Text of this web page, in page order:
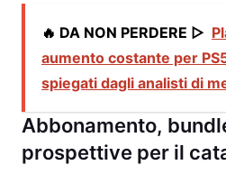
🔥 DA NON PERDERE ▷
aumento costante per
spiegati dagli analisti di
Abbonamento,
prospettive per il